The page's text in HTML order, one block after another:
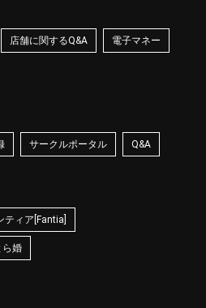
店舗に関するQ&A 電子マネー
サークルポータル Q&A
ティア[Fantia]
ら婚